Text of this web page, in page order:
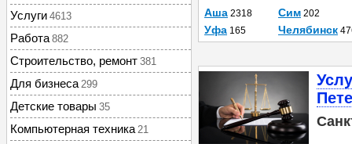
Услуги 4613
Работа 882
Строительство, ремонт 381
Для бизнеса 299
Детские товары 35
Компьютерная техника 21
Аша 2318 Сим 202
Уфа 165 Челябинск